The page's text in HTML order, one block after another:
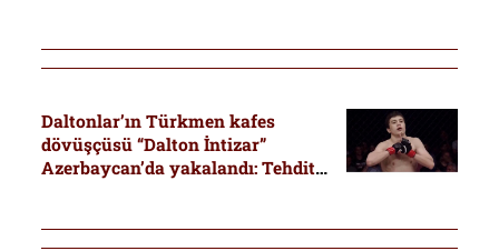
Daltonlar’ın Türkmen kafes
dövüşçüsü “Dalton İntizar”
Azerbaycan’da yakalandı: Tehdit